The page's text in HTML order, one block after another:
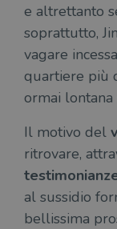
e altrettanto
soprattutto,
vagare
quartiere più
ormai
Il motivo del
ritrovare,
al sussidio
bellissima